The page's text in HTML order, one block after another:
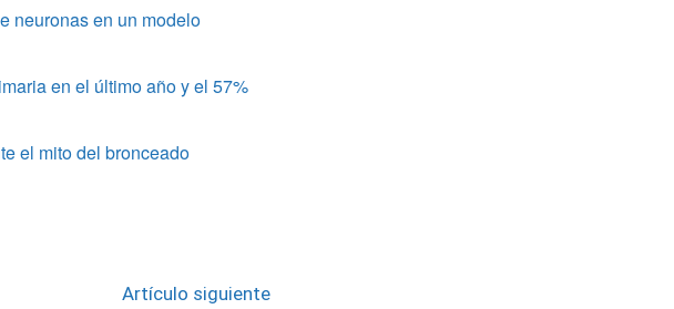
neuronas en un modelo
en el último año y el 57%
el mito del bronceado
Artículo siguiente